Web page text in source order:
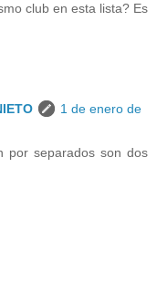
club en esta lista? Es
1 de enero de
por separados son dos